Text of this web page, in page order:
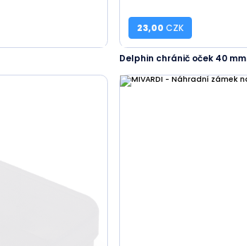
23,00 CZK
Delphin chránič oček 40 mm